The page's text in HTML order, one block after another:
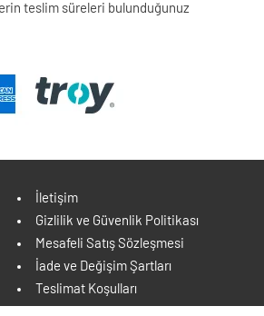
teslim süreleri bulunduğunuz
İletişim
Gizlilik ve Güvenlik Politikası
Mesafeli Satış Sözleşmesi
İade ve Değişim Şartları
Teslimat Koşulları